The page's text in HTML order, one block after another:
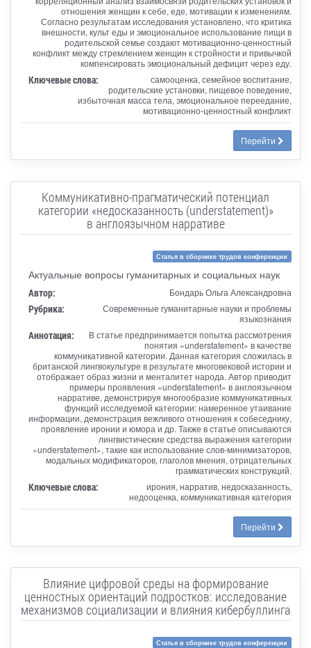
отношения женщин к себе, еде, мотивации к изменениям.
Согласно результатам исследования установлено, что критика
внешности, культ еды и эмоциональное использование пищи в
родительской семье создают мотивационно-ценностный
конфликт между стремлением женщин к стройности и привычкой
компенсировать эмоциональный дефицит через еду.
Ключевые слова:
самооценка, семейное воспитание,
родительские установки, пищевое поведение,
избыточная масса тела, эмоциональное переедание,
мотивационно-ценностный конфликт
Перейти
Коммуникативно-прагматический потенциал
категории «недосказанность (understatement)»
в англоязычном нарративе
Статья в сборнике трудов конференции
Актуальные вопросы гуманитарных и социальных наук
Автор: Бондарь Ольга Александровна
Рубрика:
Современные гуманитарные науки и проблемы
языкознания
Аннотация:
В статье предпринимается попытка рассмотрения
понятия «understatement» в качестве
коммуникативной категории. Данная категория сложилась в
британской лингвокультуре в результате многовековой истории и
отображает образ жизни и менталитет народа. Автор приводит
примеры проявления «understatement» в англоязычном
нарративе, демонстрируя многообразие коммуникативных
функций исследуемой категории: намеренное утаивание
информации, демонстрация вежливого отношения к собеседнику,
проявление иронии и юмора и др. Также в статье описываются
лингвистические средства выражения категории
«understatement», такие как использование слов-минимизаторов,
модальных модификаторов, глаголов мнения, отрицательных
грамматических конструкций.
Ключевые слова:
ирония, нарратив, недосказанность,
недооценка, коммуникативная категория
Перейти
Влияние цифровой среды на формирование
ценностных ориентаций подростков: исследование
механизмов социализации и влияния кибербуллинга
Статья в сборнике трудов конференции